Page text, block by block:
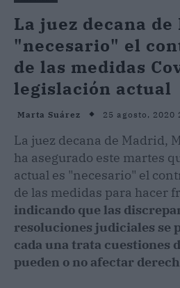
La juez decana
"necesario" el
de las medidas
legislación actual
Marta Suárez 25 agosto, 2020
La juez decana de Madrid,
ha asegurado este martes
actual es "necesario" el
de las medidas para hacer
indicando que las
resoluciones judiciales se
cada una trata cuestiones
pueden o no afectar